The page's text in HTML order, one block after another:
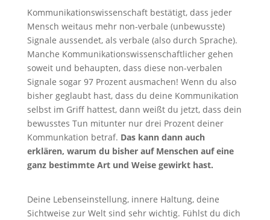
Kommunikationswissenschaft bestätigt, dass jeder
Mensch weitaus mehr non-verbale (unbewusste)
Signale aussendet, als verbale (also durch Sprache).
Manche Kommunikationswissenschaftlicher gehen
soweit und behaupten, dass diese non-verbalen
Signale sogar 97 Prozent ausmachen! Wenn du also
bisher geglaubt hast, dass du deine Kommunikation
selbst im Griff hattest, dann weißt du jetzt, dass dein
bewusstes Tun mitunter nur drei Prozent deiner
Kommunkation betraf. Das kann dann auch
erklären, warum du bisher auf Menschen auf eine
ganz bestimmte Art und Weise gewirkt hast.
Deine Lebenseinstellung, innere Haltung, deine
Sichtweise zur Welt sind sehr wichtig. Fühlst du dich